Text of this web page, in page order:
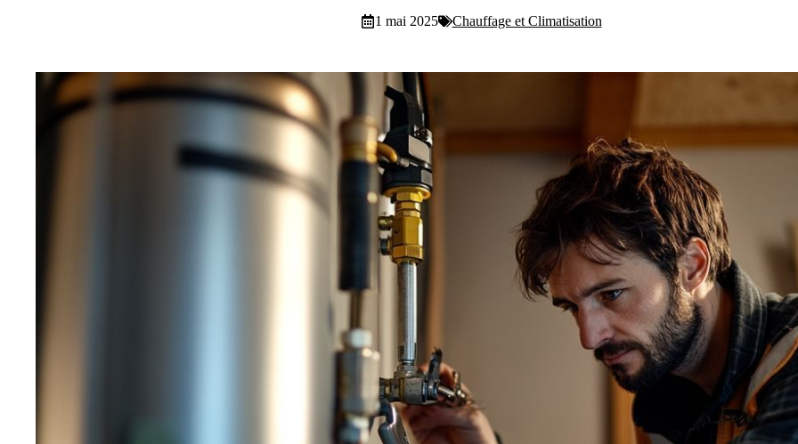
1 mai 2025 Chauffage et Climatisation